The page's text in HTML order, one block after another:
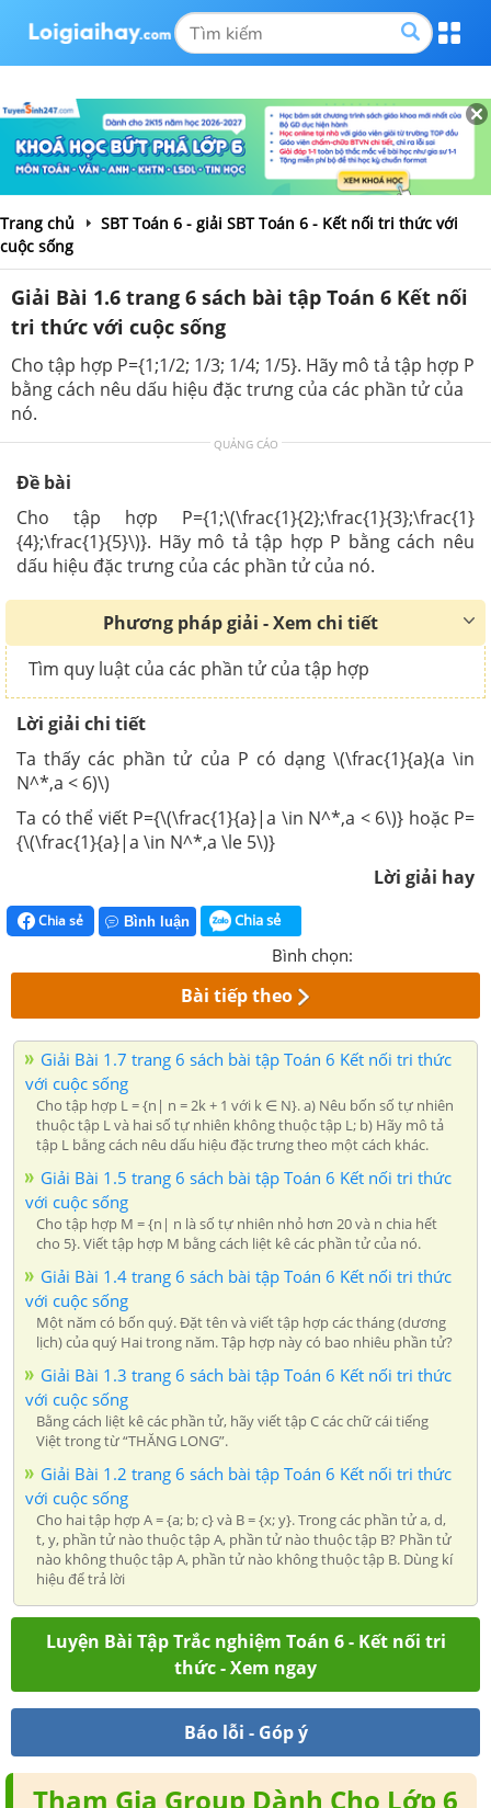
Trang chủ
SBT Toán 6 - giải SBT Toán 6 - Kết nối tri thức với
cuộc sống
Giải Bài 1.6 trang 6 sách bài tập Toán 6 Kết nối
tri thức với cuộc sống
Cho tập hợp P={1;1/2; 1/3; 1/4; 1/5}. Hãy mô tả tập hợp P
bằng cách nêu dấu hiệu đặc trưng của các phần tử của
nó.
QUẢNG CÁO
Đề bài
Cho tập hợp P={1;\(\frac{1}{2};\frac{1}{3};\frac{1}
{4};\frac{1}{5}\)}. Hãy mô tả tập hợp P bằng cách nêu
dấu hiệu đặc trưng của các phần tử của nó.
Phương pháp giải - Xem chi tiết
Tìm quy luật của các phần tử của tập hợp
Lời giải chi tiết
Ta thấy các phần tử của P có dạng \(\frac{1}{a}(a \in
N^*,a < 6)\)
Ta có thể viết P={\(\frac{1}{a}|a \in N^*,a < 6\)} hoặc P=
{\(\frac{1}{a}|a \in N^*,a \le 5\)}
Lời giải hay
Chia sẻ Bình luận Chia sẻ
Bình chọn:
Bài tiếp theo
Giải Bài 1.7 trang 6 sách bài tập Toán 6 Kết nối tri thức
với cuộc sống
Cho tập hợp L = {n| n = 2k + 1 với k ∈ N}. a) Nêu bốn số tự nhiên
thuộc tập L và hai số tự nhiên không thuộc tập L; b) Hãy mô tả
tập L bằng cách nêu dấu hiệu đặc trưng theo một cách khác.
Giải Bài 1.5 trang 6 sách bài tập Toán 6 Kết nối tri thức
với cuộc sống
Cho tập hợp M = {n| n là số tự nhiên nhỏ hơn 20 và n chia hết
cho 5}. Viết tập hợp M bằng cách liệt kê các phần tử của nó.
Giải Bài 1.4 trang 6 sách bài tập Toán 6 Kết nối tri thức
với cuộc sống
Một năm có bốn quý. Đặt tên và viết tập hợp các tháng (dương
lịch) của quý Hai trong năm. Tập hợp này có bao nhiêu phần tử?
Giải Bài 1.3 trang 6 sách bài tập Toán 6 Kết nối tri thức
với cuộc sống
Bằng cách liệt kê các phần tử, hãy viết tập C các chữ cái tiếng
Việt trong từ “THĂNG LONG”.
Giải Bài 1.2 trang 6 sách bài tập Toán 6 Kết nối tri thức
với cuộc sống
Cho hai tập hợp A = {a; b; c} và B = {x; y}. Trong các phần tử a, d,
t, y, phần tử nào thuộc tập A, phần tử nào thuộc tập B? Phần tử
nào không thuộc tập A, phần tử nào không thuộc tập B. Dùng kí
hiệu để trả lời
Luyện Bài Tập Trắc nghiệm Toán 6 - Kết nối tri
thức - Xem ngay
Báo lỗi - Góp ý
Tham Gia Group Dành Cho Lớp 6